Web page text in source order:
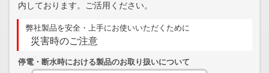
内しております。ご活用ください。
弊社製品を安全・上手にお使いいただくために
災害時のご注意
停電・断水時における製品のお取り扱いについて